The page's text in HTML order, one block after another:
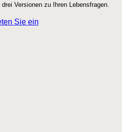
Versionen zu Ihren Lebensfragen.
Sie ein